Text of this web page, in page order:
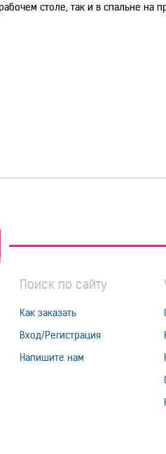
столе, так и в спальне на
Поиск по сайту
Как заказать
Вход/Регистрация
Напишите нам